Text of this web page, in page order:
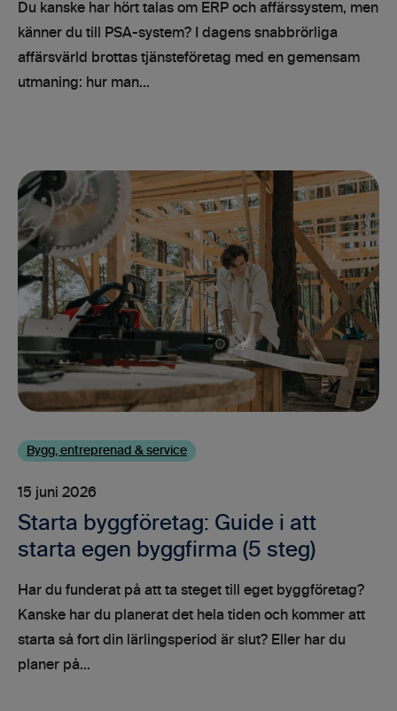
Du kanske har hört talas om ERP och affärssystem, men
känner du till PSA-system? I dagens snabbrörliga
affärsvärld brottas tjänsteföretag med en gemensam
utmaning: hur man...
Bygg, entreprenad & service
15 juni 2026
Starta byggföretag: Guide i att
starta egen byggfirma (5 steg)
Har du funderat på att ta steget till eget byggföretag?
Kanske har du planerat det hela tiden och kommer att
starta så fort din lärlingsperiod är slut? Eller har du
planer på...